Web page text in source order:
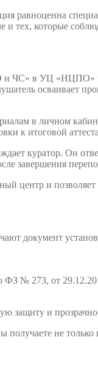
равноценна
и тех, которые
ЧС» в УЦ «НЦПО»
осваивает
в личном
к итоговой
куратор. Он
завершения
центр и
документ
ФЗ № 273, от
и
не